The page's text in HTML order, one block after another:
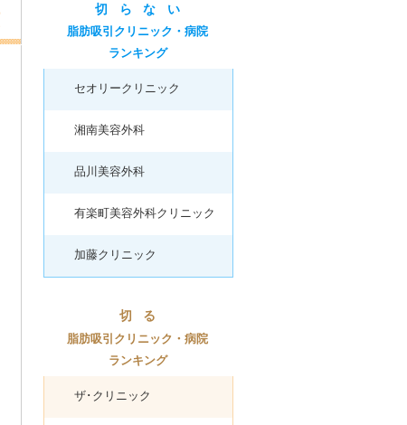
切 ら な い
脂肪吸引クリニック・病院
ランキング
セオリークリニック
湘南美容外科
品川美容外科
有楽町美容外科クリニック
加藤クリニック
切 る
脂肪吸引クリニック・病院
ランキング
ザ･クリニック